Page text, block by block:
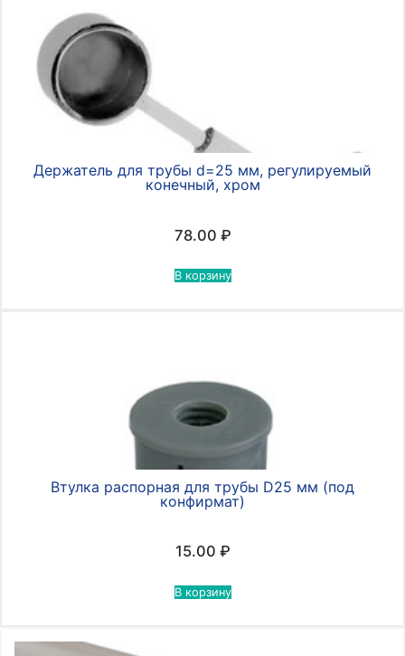
Держатель для трубы d=25 мм, регулируемый
конечный, хром
78.00 ₽
В корзину
Втулка распорная для трубы D25 мм (под
конфирмат)
15.00 ₽
В корзину